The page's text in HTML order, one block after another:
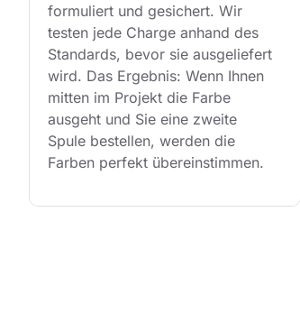
formuliert und gesichert. Wir
testen jede Charge anhand des
Standards, bevor sie ausgeliefert
wird. Das Ergebnis: Wenn Ihnen
mitten im Projekt die Farbe
ausgeht und Sie eine zweite
Spule bestellen, werden die
Farben perfekt übereinstimmen.